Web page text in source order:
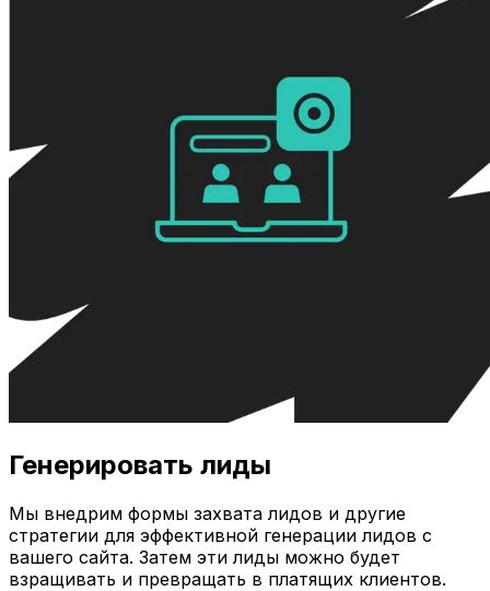
Генерировать лиды
Мы внедрим формы захвата лидов и другие
стратегии для эффективной генерации лидов с
вашего сайта. Затем эти лиды можно будет
взращивать и превращать в платящих клиентов.